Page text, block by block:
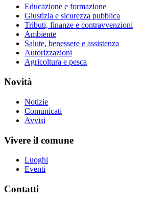
Educazione e formazione
Giustizia e sicurezza pubblica
Tributi, finanze e contravvenzioni
Ambiente
Salute, benessere e assistenza
Autorizzazioni
Agricoltura e pesca
Novità
Notizie
Comunicati
Avvisi
Vivere il comune
Luoghi
Eventi
Contatti